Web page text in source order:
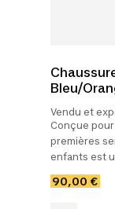
Bleu/
Vendu et
Conçue
premières
enfants est
et un style.
90,00 €